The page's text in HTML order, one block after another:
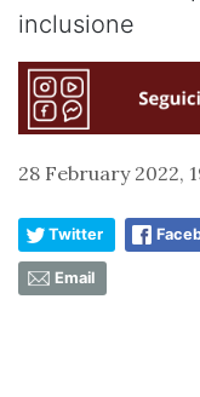
inclusione
28 February 2022,
Twitter
Email